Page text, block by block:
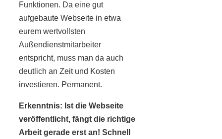
Funktionen. Da eine gut
aufgebaute Webseite in etwa
eurem wertvollsten
Außendienstmitarbeiter
entspricht, muss man da auch
deutlich an Zeit und Kosten
investieren. Permanent.
Erkenntnis: Ist die Webseite
veröffentlicht, fängt die richtige
Arbeit gerade erst an! Schnell